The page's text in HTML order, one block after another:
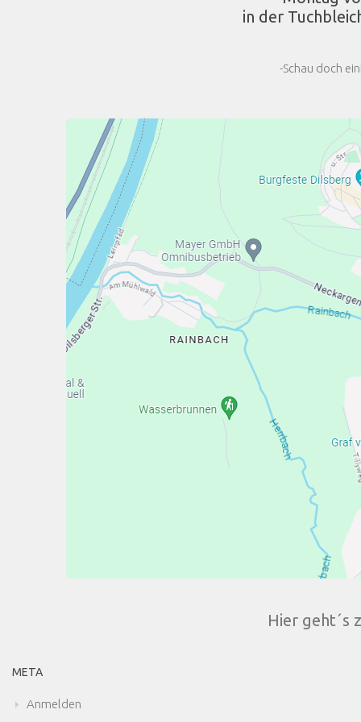
in der
-Schau doch
Hier geht´s
META
Anmelden